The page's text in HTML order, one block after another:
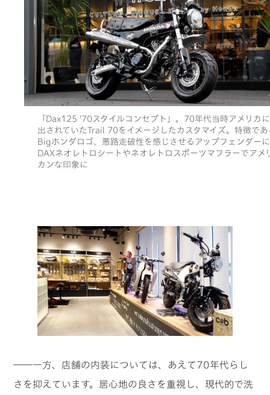
「Dax125 ‘70スタイルコンセプト」。70年代当時アメリカ
出されていたTrail 70をイメージしたカスタマイズ。特徴であ
Bigホンダロゴ、悪路走破性を感じさせるアップフェンダー
DAXネオレトロシートやネオレトロスポーツマフラーでアメ
カンな印象に
――一方、店舗の内装については、あえて70年代らし
さを抑えています。居心地の良さを重視し、現代的で洗